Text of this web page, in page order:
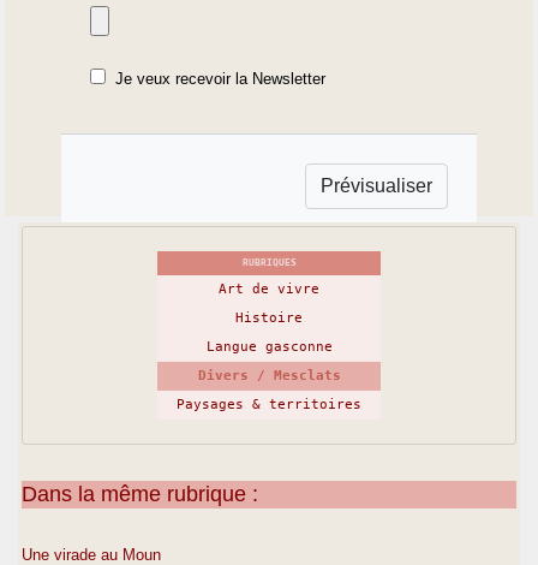
Je veux recevoir la Newsletter
RUBRIQUES
Art de vivre
Histoire
Langue gasconne
Divers / Mesclats
Paysages & territoires
Dans la même rubrique :
Une virade au Moun